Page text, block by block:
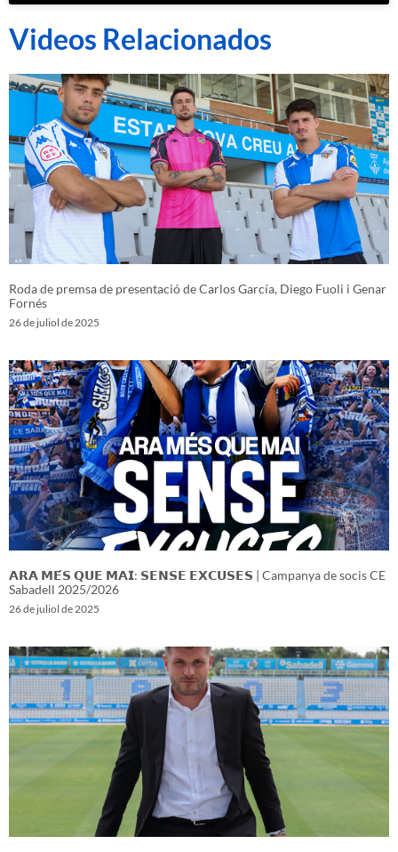
Videos Relacionados
Roda de premsa de presentació de Carlos García, Diego Fuoli i Genar
Fornés
26 de juliol de 2025
𝗔𝗥𝗔 𝗠𝗘́𝗦 𝗤𝗨𝗘 𝗠𝗔𝗜: 𝗦𝗘𝗡𝗦𝗘 𝗘𝗫𝗖𝗨𝗦𝗘𝗦 | Campanya de socis CE
Sabadell 2025/2026
26 de juliol de 2025